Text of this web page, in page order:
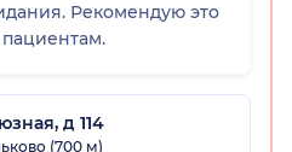
Рекомендую это
д 114
(700 м)